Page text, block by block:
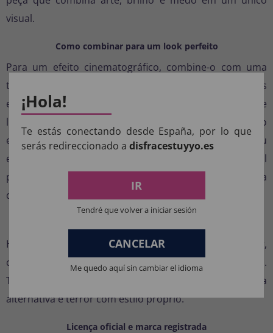
visual.
Como combinar para um look perfeito
Para um efeito cinematográfico, combine-o com uma
túnica preta e acessórios como facas falsas ou luvas
escuras. Se quiser se destacar ainda mais, adicione
luzes de LED vermelhas ou maquiagem que brilha no
escuro para realçar o efeito de sangue cristalino. Seu
estilo chamativo também o torna um acessório ideal
para fantasias de filmes e TV ou eventos com temática
de terror.
Halloween, ensaios fotográficos, festas de terror,
cosplay ou como item colecionável de edição especial.
Também é perfeito para quem gosta de moda
alternativa e terror com estilo próprio.
Licença oficial e marca registrada
¡Hola!
Te estás conectando desde España, por lo que
serás redireccionado a disfracestuyyo.es
IR
Tendré que volver a iniciar sesión
CANCELAR
Me quedo aquí sin cambiar el idioma